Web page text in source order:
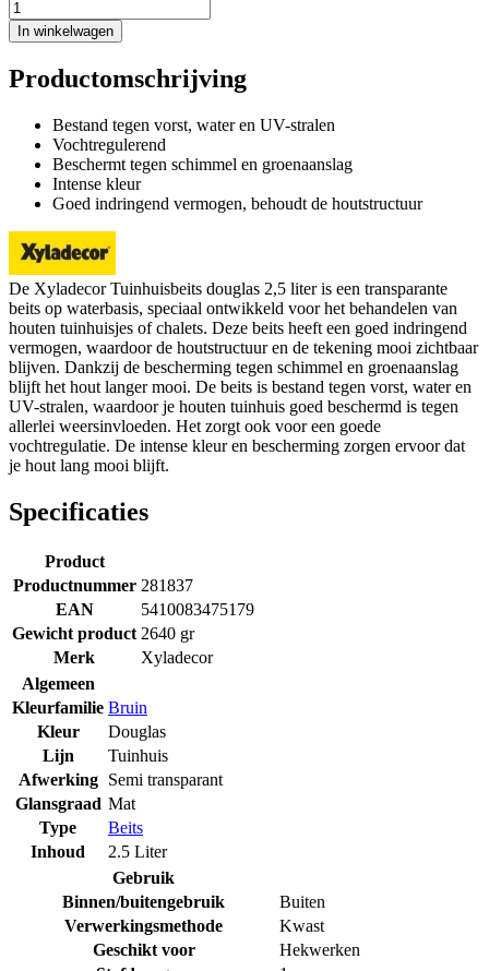
In winkelwagen
Productomschrijving
Bestand tegen vorst, water en UV-stralen
Vochtregulerend
Beschermt tegen schimmel en groenaanslag
Intense kleur
Goed indringend vermogen, behoudt de houtstructuur
De Xyladecor Tuinhuisbeits douglas 2,5 liter is een transparante
beits op waterbasis, speciaal ontwikkeld voor het behandelen van
houten tuinhuisjes of chalets. Deze beits heeft een goed indringend
vermogen, waardoor de houtstructuur en de tekening mooi zichtbaar
blijven. Dankzij de bescherming tegen schimmel en groenaanslag
blijft het hout langer mooi. De beits is bestand tegen vorst, water en
UV-stralen, waardoor je houten tuinhuis goed beschermd is tegen
allerlei weersinvloeden. Het zorgt ook voor een goede
vochtregulatie. De intense kleur en bescherming zorgen ervoor dat
je hout lang mooi blijft.
Specificaties
Product
Productnummer 281837
EAN
5410083475179
Gewicht product 2640 gr
Merk
Xyladecor
Algemeen
Kleurfamilie Bruin
Kleur
Douglas
Lijn
Tuinhuis
Afwerking
Semi transparant
Glansgraad Mat
Type
Beits
Inhoud
2.5 Liter
Gebruik
Binnen/buitengebruik
Buiten
Verwerkingsmethode
Kwast
Geschikt voor
Hekwerken